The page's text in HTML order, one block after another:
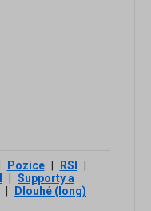
Pozice RSI
Supporty a
Dlouhé (long)